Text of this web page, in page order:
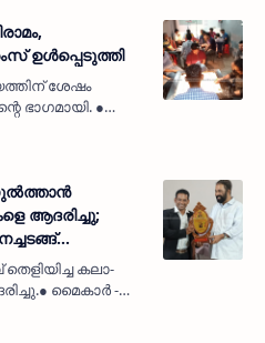
ഉൾപ്പെടുത്തി
ശേഷം
ഭാഗമായി. ●
ശ്രമങ്ങൾ
സെപ്റ്റംബർ
ആദരിച്ചു;
കലാ-
മൈകാർ -
വനിതാ